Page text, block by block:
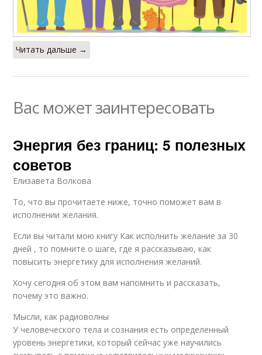
Читать дальше →
Вас может заинтересовать
Энергия без границ: 5 полезных
советов
Елизавета Волкова
То, что вы прочитаете ниже, точно поможет вам в
исполнении желания.
Если вы читали мою книгу Как исполнить желание за 30
дней , то помните о шаге, где я рассказываю, как
повысить энергетику для исполнения желаний.
Хочу сегодня об этом вам напомнить и рассказать,
почему это важно.
Мысли, как радиоволны
У человеческого тела и сознания есть определенный
уровень энергетики, который сейчас уже научились